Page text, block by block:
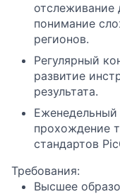
отслеживание
понимание
регионов.
Регулярный
развитие
результата.
Еженедельный
прохождение
стандартов
Требования:
Высшее